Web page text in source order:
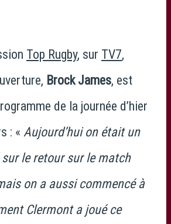
Top Rugby, sur TV7,
Brock James, est
de la journée d’hier
: « Aujourd’hui on était un
le retour sur le match
on a aussi commencé à
Clermont a joué ce